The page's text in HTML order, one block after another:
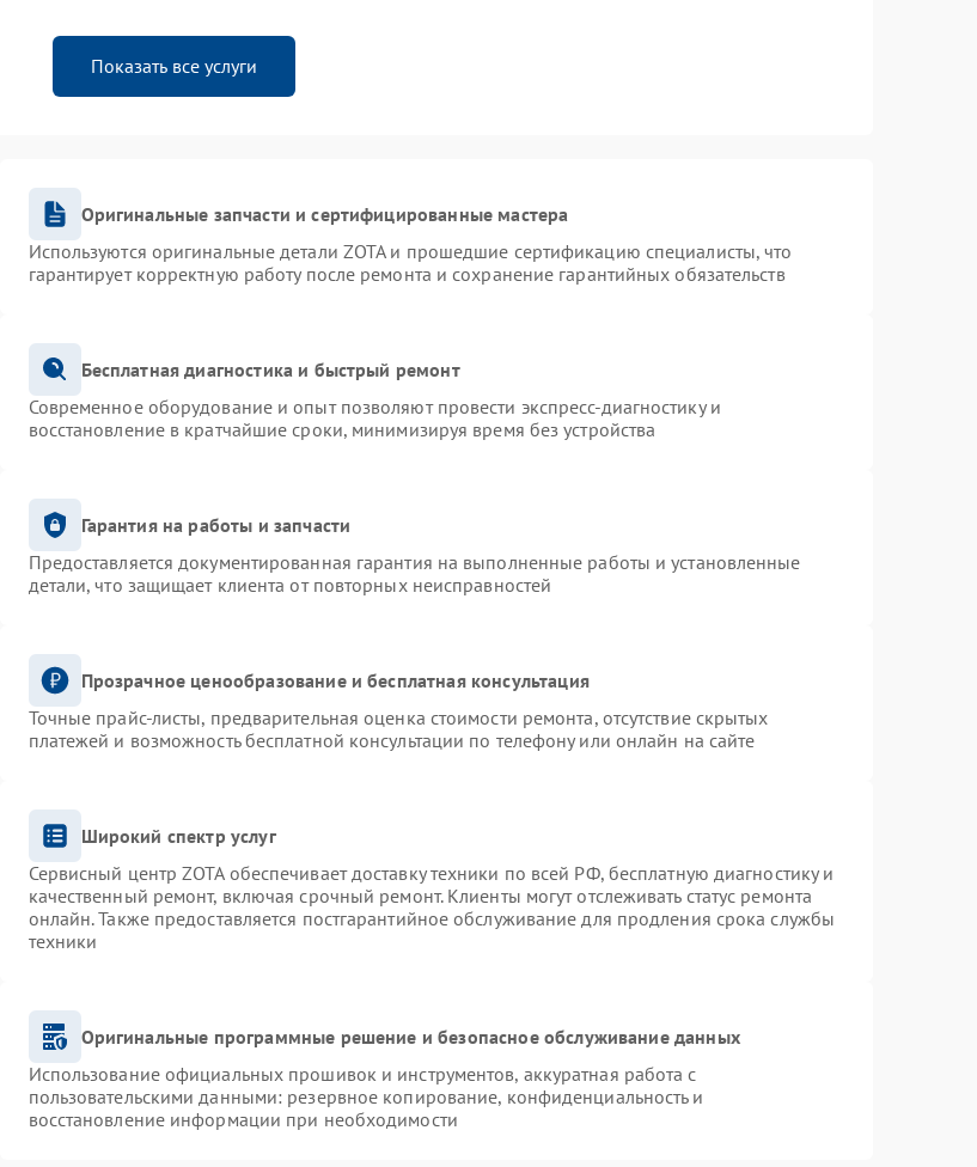
Показать все услуги
Оригинальные запчасти и сертифицированные мастера
Используются оригинальные детали ZOTA и прошедшие сертификацию специалисты, что
гарантирует корректную работу после ремонта и сохранение гарантийных обязательств
Бесплатная диагностика и быстрый ремонт
Современное оборудование и опыт позволяют провести экспресс-диагностику и
восстановление в кратчайшие сроки, минимизируя время без устройства
Гарантия на работы и запчасти
Предоставляется документированная гарантия на выполненные работы и установленные
детали, что защищает клиента от повторных неисправностей
Прозрачное ценообразование и бесплатная консультация
Точные прайс-листы, предварительная оценка стоимости ремонта, отсутствие скрытых
платежей и возможность бесплатной консультации по телефону или онлайн на сайте
Широкий спектр услуг
Сервисный центр ZOTA обеспечивает доставку техники по всей РФ, бесплатную диагностику и
качественный ремонт, включая срочный ремонт. Клиенты могут отслеживать статус ремонта
онлайн. Также предоставляется постгарантийное обслуживание для продления срока службы
техники
Оригинальные программные решение и безопасное обслуживание данных
Использование официальных прошивок и инструментов, аккуратная работа с
пользовательскими данными: резервное копирование, конфиденциальность и
восстановление информации при необходимости